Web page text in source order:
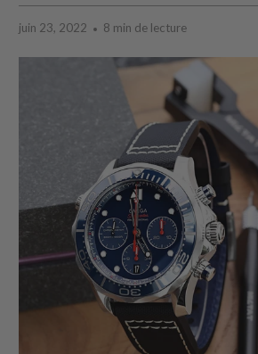
juin 23, 2022 8 min de lecture